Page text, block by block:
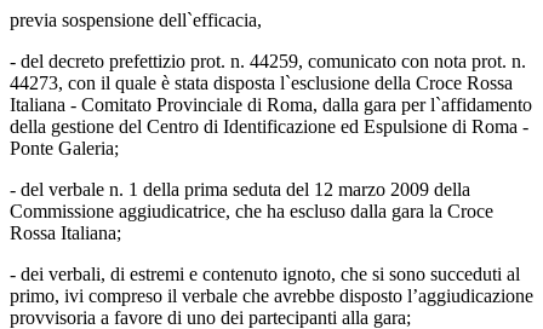
previa sospensione dell`efficacia,
- del decreto prefettizio prot. n. 44259, comunicato con nota prot. n.
44273, con il quale è stata disposta l`esclusione della Croce Rossa
Italiana - Comitato Provinciale di Roma, dalla gara per l`affidamento
della gestione del Centro di Identificazione ed Espulsione di Roma -
Ponte Galeria;
- del verbale n. 1 della prima seduta del 12 marzo 2009 della
Commissione aggiudicatrice, che ha escluso dalla gara la Croce
Rossa Italiana;
- dei verbali, di estremi e contenuto ignoto, che si sono succeduti al
primo, ivi compreso il verbale che avrebbe disposto l’aggiudicazione
provvisoria a favore di uno dei partecipanti alla gara;